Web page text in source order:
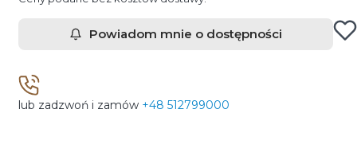
Powiadom mnie o dostępności
lub zadzwoń i zamów +48 512799000